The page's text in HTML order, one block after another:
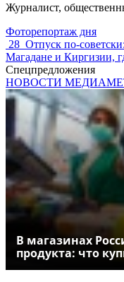
Журналист,
Фоторепортаж дня
28 Отпуск
Магадане и Киргизии,
Спецпредложения
НОВОСТИ
В магазинах
продукта: что